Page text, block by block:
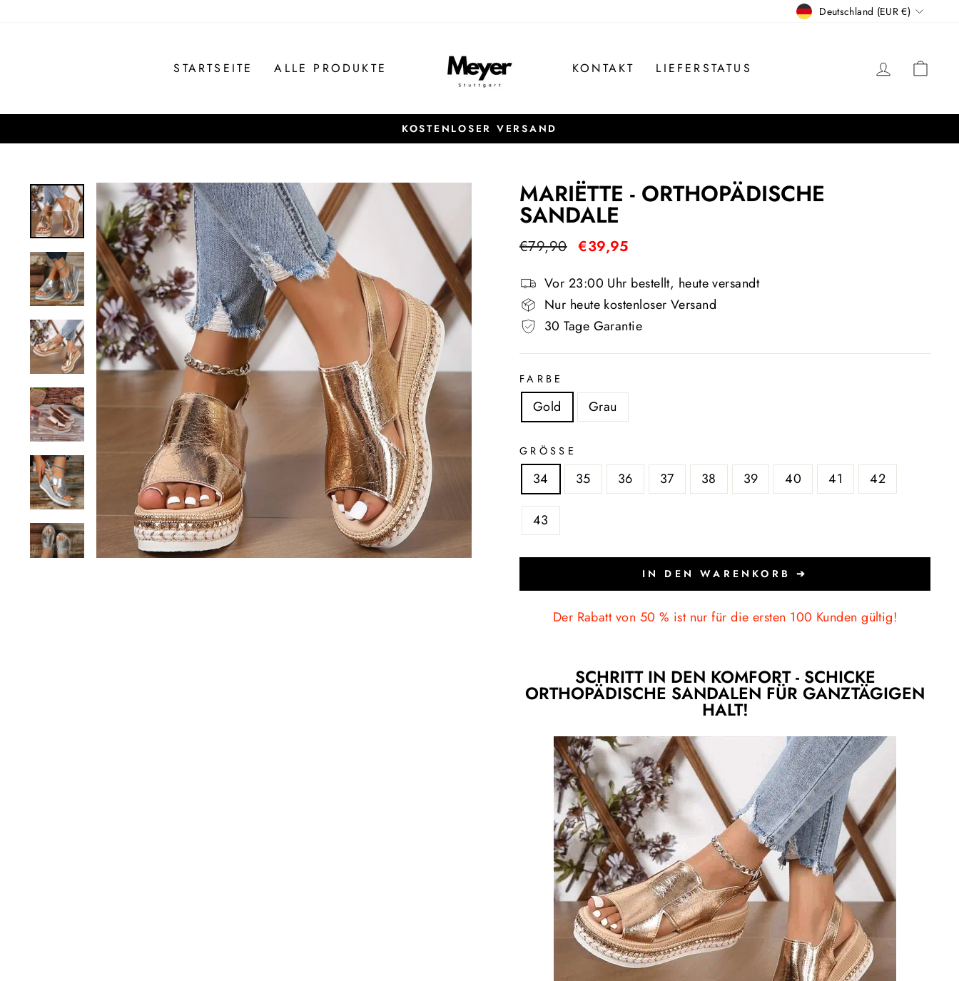
WÄHRUNG
Deutschland (EUR €)
STARTSEITE ALLE PRODUKTE KONTAKT LIEFERSTATUS
Pause
KOSTENLOSER VERSAND
MARIËTTE - ORTHOPÄDISCHE
SANDALE
Normaler
€79,90 Sonderpreis
€39,95
Vor 23:00 Uhr bestellt, heute versandt
Nur heute kostenloser Versand
30 Tage Garantie
FARBE
Gold Grau
GRÖSSE
34 35 36 37 38 39 40 41 42
43
IN DEN WARENKORB ➔
Der Rabatt von 50 % ist nur für die ersten 100 Kunden gültig!
SCHRITT IN DEN KOMFORT - SCHICKE
ORTHOPÄDISCHE SANDALEN FÜR GANZTÄGIGEN
HALT!